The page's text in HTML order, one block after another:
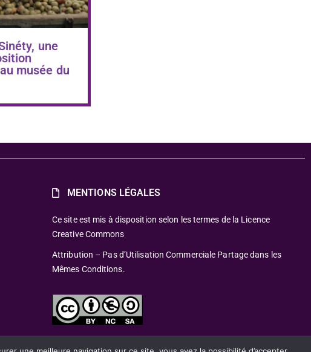
une
musée du
MENTIONS LÉGALES
Ce site est mis à disposition selon les termes de la Licence
Creative Commons
Attribution – Pas d’Utilisation Commerciale Partage dans les
Mêmes Conditions.